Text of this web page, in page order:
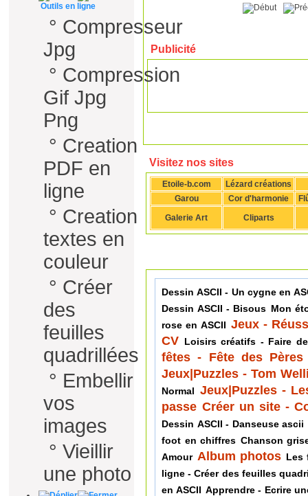
Outils en ligne
° Compresseur
Jpg
° Compression
Gif Jpg
Png
° Creation
PDF en
ligne
° Creation
textes en
couleur
° Créer
des
feuilles
quadrillées
° Embellir
vos
images
° Vieillir
une photo
Publicité
Visitez nos sites
Etoile-b.com
Lézard créations
Garou
Cor d'harmonie
Galerie Art
Cliparts
Dessin ASCII - Un cygne en
Dessin ASCII - Bisous Mon
rose en ASCII Jeux -
CV Loisirs créatifs - Faire
fêtes - Fête des Pères
Jeux|Puzzles - Tom
Normal Jeux|Puzzles -
passe Créer un site -
Dessin ASCII - Danseuse ascii
foot en chiffres Chanson
Amour Album photos Les
ligne - Créer des feuilles
en ASCII Apprendre - Ecrire